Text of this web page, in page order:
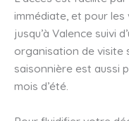
immédiate, et pour
jusqu’à Valence suivi
organisation de visite
saisonnière est aussi
mois d’été.